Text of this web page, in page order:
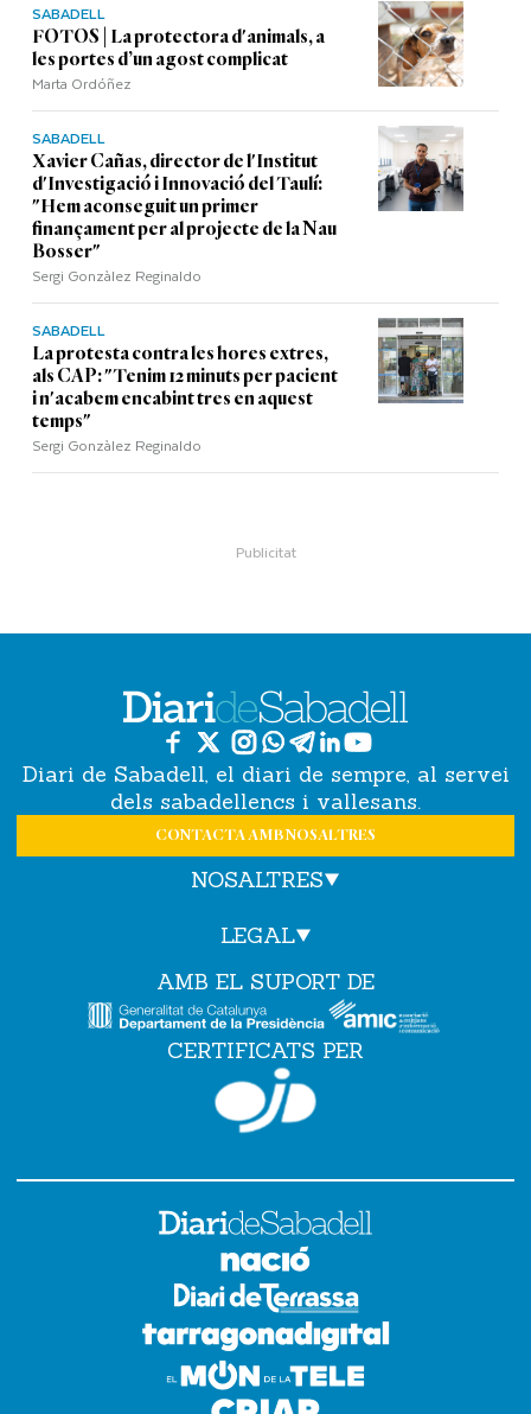
SABADELL
FOTOS | La protectora d'animals, a
les portes d’un agost complicat
Marta Ordóñez
SABADELL
Xavier Cañas, director de l'Institut
d'Investigació i Innovació del Taulí:
"Hem aconseguit un primer
finançament per al projecte de la Nau
Bosser"
Sergi Gonzàlez Reginaldo
SABADELL
La protesta contra les hores extres,
als CAP: "Tenim 12 minuts per pacient
i n'acabem encabint tres en aquest
temps"
Sergi Gonzàlez Reginaldo
Diari de Sabadell, el diari de sempre, al servei
dels sabadellencs i vallesans.
CONTACTA AMB NOSALTRES
NOSALTRES
LEGAL
AMB EL SUPORT DE
CERTIFICATS PER